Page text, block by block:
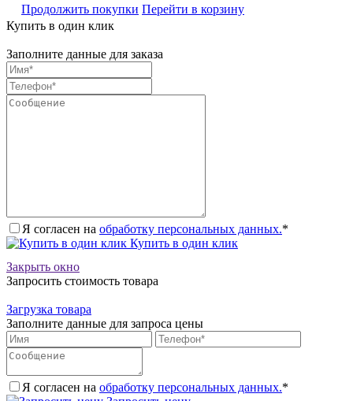
Продолжить покупки Перейти в корзину
Купить в один клик
Заполните данные для заказа
Я согласен на обработку персональных данных.*
Купить в один клик
Закрыть окно
Запросить стоимость товара
Загрузка товара
Заполните данные для запроса цены
Я согласен на обработку персональных данных.*